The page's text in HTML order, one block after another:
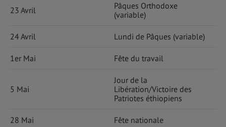
23 Avril
Pâques Orthodoxe
(variable)
24 Avril Lundi de Pâques (variable)
1er Mai Fête du travail
5 Mai
Jour de la
Libération/Victoire des
Patriotes éthiopiens
28 Mai Fête nationale